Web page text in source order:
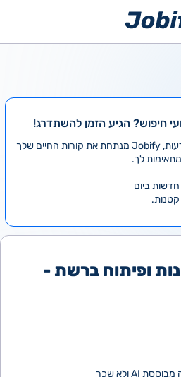
חיפוש? הגיע הזמן להשתדרג!
במקום לעבור לבד על אלפי מודעות, Jobify מנתחת את קורות החיים שלך
לך.
קטנות.
ופיתוח ברשת -
הערכה מבוססת AI ולא שכר